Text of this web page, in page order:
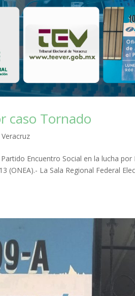
caso Tornado
Veracruz
Encuentro Social en la lucha
(ONEA).- La Sala Regional Federal